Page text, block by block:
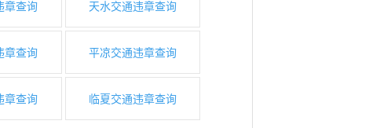
章查询 天水交通违章查询
章查询 平凉交通违章查询
章查询 临夏交通违章查询